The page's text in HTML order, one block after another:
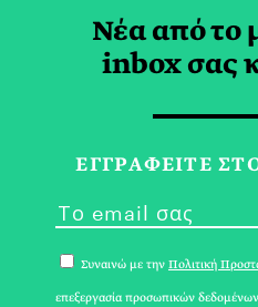
PEN
Νέα από το
inbox σας
ΕΓΓPΑΦΕΙΤΕ
Συναινώ με την Πολιτική
επεξεργασία προσωπικών